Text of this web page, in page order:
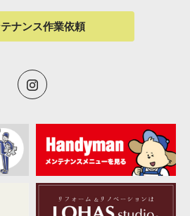
テナンス作業依頼